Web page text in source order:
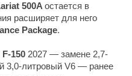
500A остается в
расширяет для него
Package.
F-150 2027 — замене 2,7-
3,0-литровый V6 — ранее